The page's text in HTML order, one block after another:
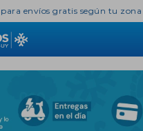
envíos gratis según tu